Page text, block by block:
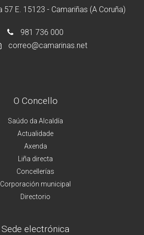
57 E. 15123 - Camariñas (A Coruña)
981 736 000
correo@camarinas.net
O Concello
Saúdo da Alcaldía
Actualidade
Axenda
Liña directa
Concellerías
Corporación municipal
Directorio
Sede electrónica